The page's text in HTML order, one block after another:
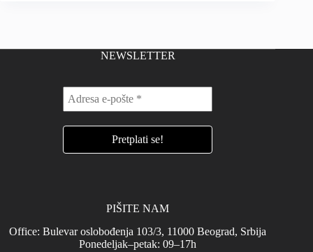
NEWSLETTER
PIŠITE NAM
Office: Bulevar oslobođenja 103/3, 11000 Beograd, Srbija
Ponedeljak–petak: 09–17h